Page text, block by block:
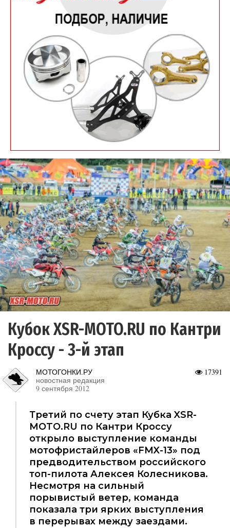
Кубок XSR-MOTO.RU по Кантри
Кроссу - 3-й этап
17391
МОТОГОНКИ.РУ
новостная редакция
9 сентября 2012
Третий по счету этап Кубка XSR-
MOTO.RU по Кантри Кроссу
открыло выступление команды
мотофристайлеров «FMX-13» под
предводительством российского
топ-пилота Алексея Колесникова.
Несмотря на сильный
порывистый ветер, команда
показала три ярких выступления
в перерывах между заездами.